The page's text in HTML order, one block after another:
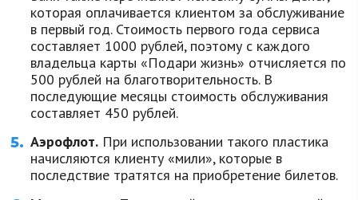
которая оплачивается клиентом за обслуживание
в первый год. Стоимость первого года сервиса
составляет 1000 рублей, поэтому с каждого
владельца карты «Подари жизнь» отчисляется по
500 рублей на благотворительность. В
последующие месяцы стоимость обслуживания
составляет 450 рублей.
Аэрофлот. При использовании такого пластика
начисляются клиенту «мили», которые в
последствие тратятся на приобретение билетов.